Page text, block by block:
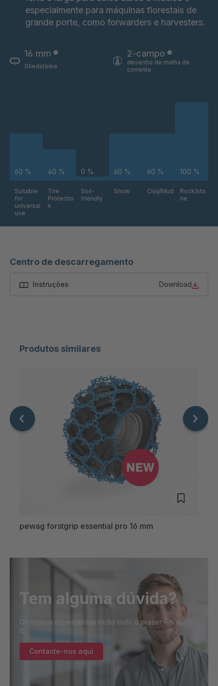
especialmente para máquinas florestais de
grande porte, como forwarders e harvesters.
16 mm
Gliedstärke
2-campo
desenho de malha de
corrente
60 %
Suitable
for
universal
use
40 %
Tire
Protectio
n
0 %
Soil-
friendly
60 %
Snow
60 %
Clay/Mud
100 %
Rock/sto
ne
Centro de descarregamento
Instruções Download
Produtos similares
pewag forstgrip essential pro 16 mm
Tem alguma dúvida?
Os nossos especialistas terão todo o prazer em ajudá-
lo.
Contacte-nos aqui